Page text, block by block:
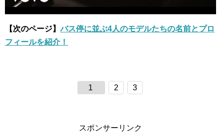
【次のページ】バス停に並ぶ4人のモデルたちの名前とプロ
フィールを紹介！
1 2 3
スポンサーリンク